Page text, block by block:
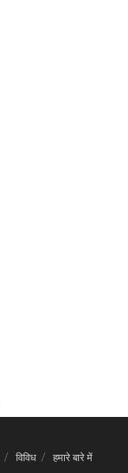
विविध हमारे बारे में